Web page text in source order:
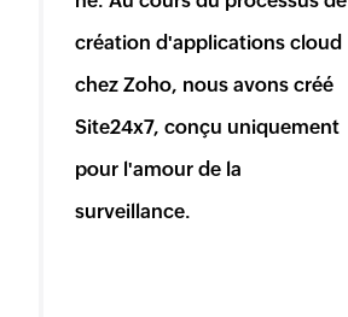
création d'applications cloud
chez Zoho, nous avons créé
Site24x7, conçu uniquement
pour l'amour de la
surveillance.